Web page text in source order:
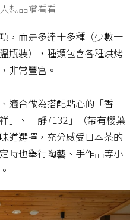
想品嚐看看
，而是多達十多種（少數一
瓶裝），種類包含各種烘烤
非常豐富。
適合做為搭配點心的「香
」、「靜7132」（帶有櫻葉
道選擇，充分感受日本茶的
時也舉行陶藝、手作品等小